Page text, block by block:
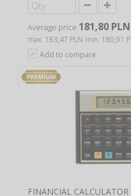
Average price 181,80 PLN
max. 183,47 PLN min. 180,91
Add to compare
FINANCIAL